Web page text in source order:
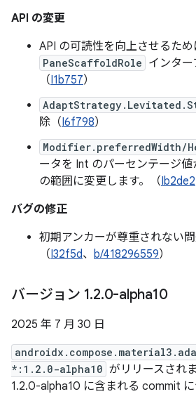
API の変更
API の可読性を向上させるた
PaneScaffoldRole インタ
（I1b757）
除（I6f798）
Modifier.preferredWidth/
ータを Int のパーセンテージ
の範囲に変更します。（Ib2de2
バグの修正
初期アンカーが尊重されない
（I32f5d、 b/418296559）
バージョン 1.2.0-alpha10
2025 年 7 月 30 日
*:1.2.0-alpha10 がリリースされ
1.2.0-alpha10 に含まれる commit に